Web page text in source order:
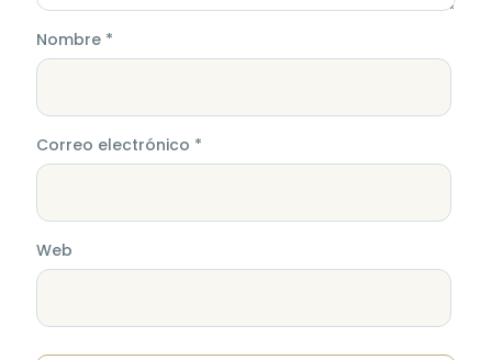
Nombre *
Correo electrónico *
Web